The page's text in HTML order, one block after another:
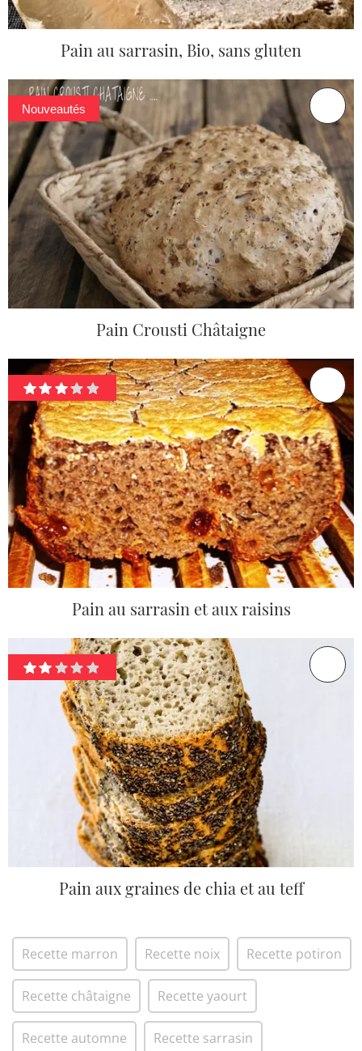
Pain au sarrasin, Bio, sans gluten
Nouveautés
Pain Crousti Châtaigne
Pain au sarrasin et aux raisins
Pain aux graines de chia et au teff
Recette marron Recette noix Recette potiron
Recette châtaigne Recette yaourt
Recette automne Recette sarrasin